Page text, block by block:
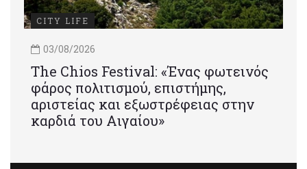
CITY LIFE
03/08/2026
Τhe Chios Festival: «Ένας φωτεινός
φάρος πολιτισμού, επιστήμης,
αριστείας και εξωστρέφειας στην
καρδιά του Αιγαίου»